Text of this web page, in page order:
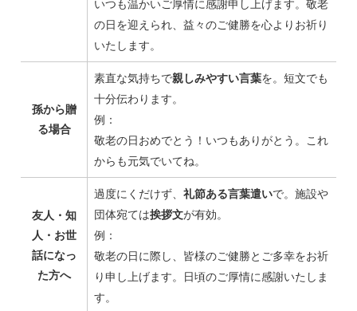
いつも温かいご厚情に感謝申し上げます。敬老
の日を迎えられ、益々のご健勝を心よりお祈り
いたします。
孫から贈
る場合
素直な気持ちで親しみやすい言葉を。短文でも
十分伝わります。
例：
敬老の日おめでとう！いつもありがとう。これ
からも元気でいてね。
友人・知
人・お世
話になっ
た方へ
過度にくだけず、 礼節ある言葉遣いで。施設や
団体宛ては挨拶文が有効。
例：
敬老の日に際し、皆様のご健勝とご多幸をお祈
り申し上げます。日頃のご厚情に感謝いたしま
す。